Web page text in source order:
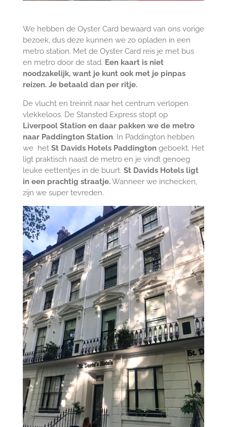
We hebben de Oyster Card bewaard van ons vorige
bezoek, dus deze kunnen we zo opladen in een
metro station. Met de Oyster Card reis je met bus
en metro door de stad. Een kaart is niet
noodzakelijk, want je kunt ook met je pinpas
reizen. Je betaald dan per ritje.
De vlucht en treinrit naar het centrum verlopen
vlekkeloos. De Stansted Express stopt op
Liverpool Station en daar pakken we de metro
naar Paddington Station. In Paddington hebben
we het St Davids Hotels Paddingtongeboekt. Het
ligt praktisch naast de metro en je vindt genoeg
leuke eettentjes in de buurt. St Davids Hotels ligt
in een prachtig straatje.Wanneer we inchecken,
zijn we super tevreden.